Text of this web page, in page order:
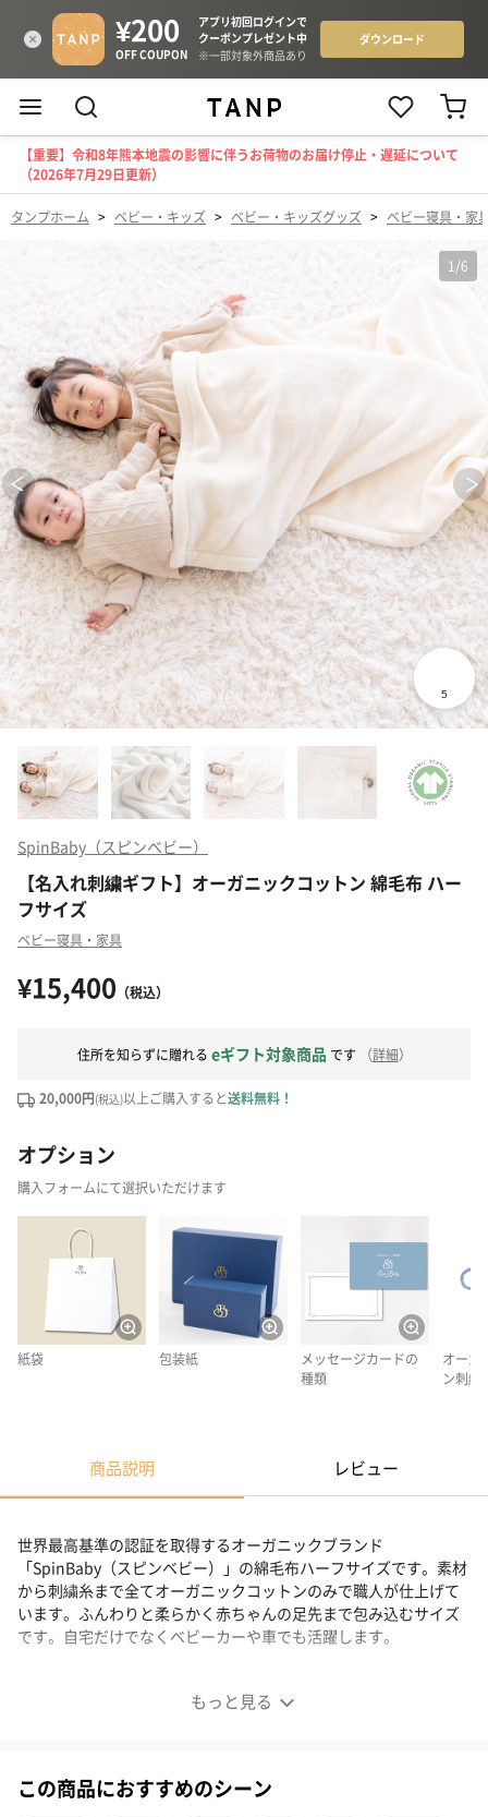
【重要】令和8年熊本地震の影響に伴うお荷物のお届け停止・遅延について
（2026年7月29日更新）
タンプホーム > ベビー・キッズ > ベビー・キッズグッズ > ベビー寝具・家
1 /6
SpinBaby（スピンベビー）
【名入れ刺繍ギフト】オーガニックコットン 綿毛布 ハー
フサイズ
ベビー寝具・家具
¥15,400 （税込）
住所を知らずに贈れる eギフト対象商品 です （詳細）
20,000円(税込)以上ご購入すると送料無料！
オプション
購入フォームにて選択いただけます
紙袋 包装紙
メッセージカードの
種類
オーガ
ン刺繍
商品説明 レビュー
もっと見る
世界最高基準の認証を取得するオーガニックブランド
「SpinBaby（スピンベビー）」の綿毛布ハーフサイズです。素材
から刺繍糸まで全てオーガニックコットンのみで職人が仕上げて
います。ふんわりと柔らかく赤ちゃんの足先まで包み込むサイズ
です。自宅だけでなくベビーカーや車でも活躍します。
オーガニックコットンのハーフサイズ毛布
認定工場で丁寧に仕上げた、上質なオーガニックコットンの毛布
この商品におすすめのシーン